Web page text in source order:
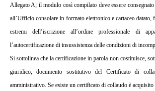
Allegato A; il modulo così compilato deve essere consegnato
all’Ufficio consolare in formato elettronico e cartaceo
estremi dell’iscrizione all’ordine professionale di
l’autocertificazione di insussistenza delle condizioni di
Si sottolinea che la certificazione in parola non costituisce,
giuridico, documento sostitutivo del Certificato di
amministrativo. Se esiste un certificato di collaudo è